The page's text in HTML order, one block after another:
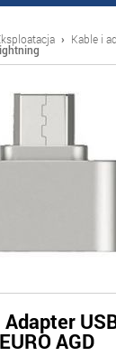
› Kable i
AGD